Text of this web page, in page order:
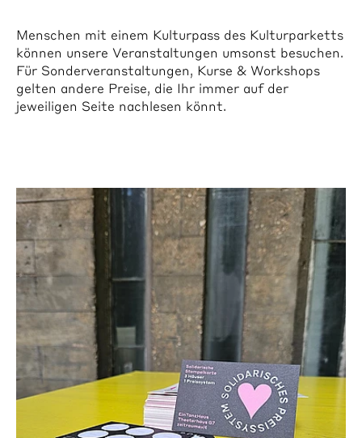
Menschen mit einem Kulturpass des Kulturparketts
können unsere Veranstaltungen umsonst besuchen.
Für Sonderveranstaltungen, Kurse & Workshops
gelten andere Preise, die Ihr immer auf der
jeweiligen Seite nachlesen könnt.